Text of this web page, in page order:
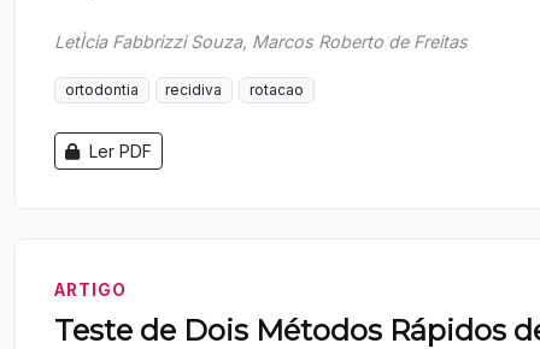
LetÌcia Fabbrizzi Souza, Marcos Roberto de Freitas
ortodontia recidiva rotacao
Ler PDF
ARTIGO
Teste de Dois Métodos Rápidos